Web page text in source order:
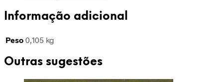
bailar;
Aprende
tocar
Informação adicional
Peso 0,105 kg
Outras sugestões